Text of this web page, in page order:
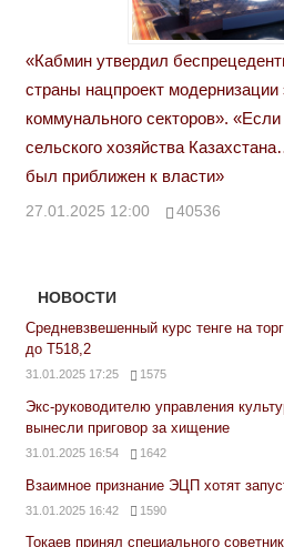
«Кабмин утвердил
страны нацпроект модернизации
коммунального секторов».
сельского хозяйства
был приближен к власти»
27.01.2025 12:00 40536
НОВОСТИ
Средневзвешенный курс тенге на
до Т518,2
31.01.2025 17:25 1575
Экс-руководителю управления
вынесли приговор за хищение
31.01.2025 16:54 1642
Взаимное признание ЭЦП хотят
31.01.2025 16:42 1590
Токаев принял специального